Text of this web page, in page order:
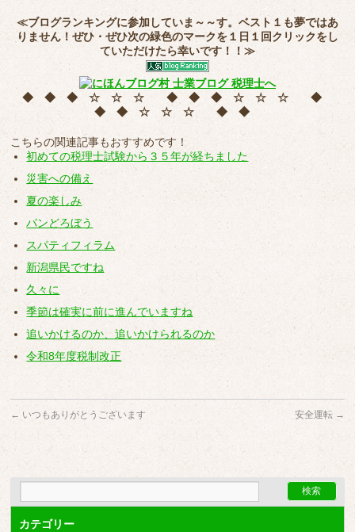
≪ブログランキングに参加していま～～す。ベスト１も夢ではあ
りません！ぜひ・ぜひ次の緑色のマークを１日１回クリックをし
ていただけたら幸いです！！≫
◆ ◆ ◆ ☆ ☆ ☆ ◆ ◆ ◆ ☆ ☆ ☆ ◆
◆ ◆ ☆ ☆ ☆ ◆ ◆
こちらの関連記事もおすすめです！
初めての税理士試験から３５年が経ちました
災害への備え
夏の楽しみ
パンどろぼう
スパティフィラム
新潟県民ですね
久々に
季節は確実に前に進んでいますね
追いかけるのか、追いかけられるのか
令和8年度税制改正
← いつもありがとうございます 安全運転 →
カテゴリー